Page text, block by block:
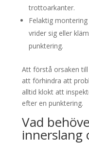
trottoarkanter.
Felaktig
vrider sig eller
punktering.
Att förstå orsaken
att förhindra att
alltid klokt att
efter en punktering.
Vad
innerslang